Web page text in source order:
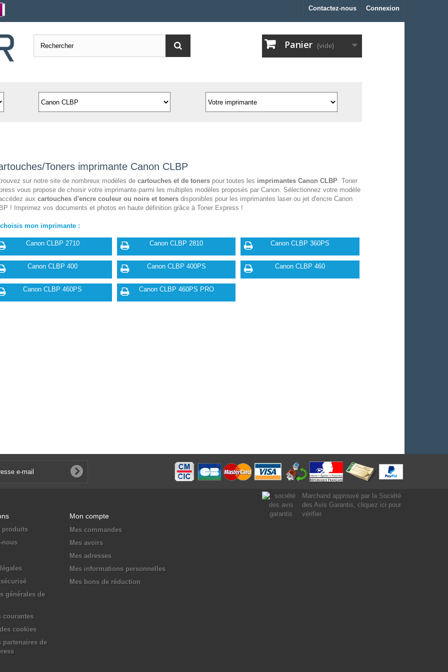
Connexion
Contactez-nous
Panier (vide)
Toners imprimante Canon CLBP
sur notre site de nombreux modèles de cartouches et de tonerspour toutes les imprimantes Canon CLBP. Toner
vous propose de choisir votre imprimante parmi les multiples modèles proposés par Canon. Sélectionnez votre modèle
aux cartouches d'encre couleur ou noire et tonersdisponibles pour les imprimantes laser ou jet d'encre Canon
! Imprimez vos documents et photos en haute définition grâce à Toner Express !
mon imprimante :
Canon CLBP 2710 Canon CLBP 2810 Canon CLBP 360PS
Canon CLBP 400 Canon CLBP 400PS Canon CLBP 460
Canon CLBP 460PS Canon CLBP 460PS PRO
produits
nous
générales de
courantes
cookies
partenaires de
Mon compte
Mes commandes
Mes avoirs
Mes adresses
Mes informations personnelles
Mes bons de réduction
Marchand approuvé par la Société
des Avis Garantis, cliquez ici pour
vérifier.